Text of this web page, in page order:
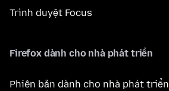
Trình duyệt Focus
Firefox dành cho nhà phát triển
Phiên bản dành cho nhà phát triển